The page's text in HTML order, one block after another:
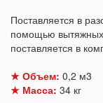
Поставляется в
помощью вытяжных
поставляется в
★ Объем: 0,2 м3
★ Масса: 34 кг